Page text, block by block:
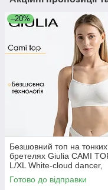
–20%
Безшовний топ на тонких
бретелях Giulia CAMI
L/XL White-cloud dancer,
повсякденний з
жіночий
Готово до відправки